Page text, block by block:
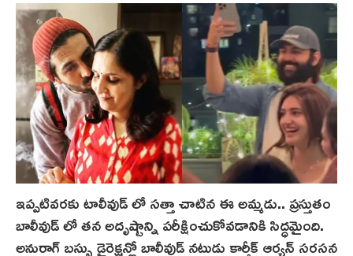
ఇప్పటివరకు టాలీవుడ్ లో సత్తా చాటిన ఈ అమ్మడు.. ప్రస్తుతం
బాలీవుడ్ లో తన అదృష్టాన్ని పరీక్షించుకోవడానికి సిద్ధమైంది.
అనురాగ్ బ‌స్సు డైరెక్షన్లో బాలీవుడ్ నటుడు కార్తీక్ ఆర్యన్ స‌ర‌సన